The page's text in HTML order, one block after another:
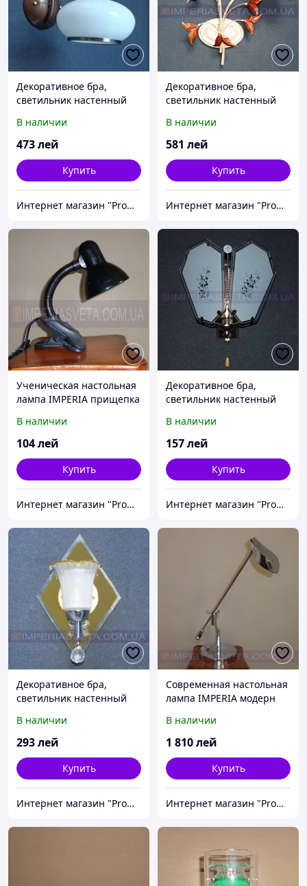
Декоративное бра,
светильник настенный
MMD-511141
В наличии
473лей
Купить
Интернет магазин "Promtovari"
Декоративное бра,
светильник настенный
MMD-511425
В наличии
581 лей
Купить
Интернет магазин "Promtovari"
Ученическая настольная
лампа IMPERIA прищепка
В наличии
104лей
Купить
Интернет магазин "Promtovari"
Декоративное бра,
светильник настенный
MMD-432130
В наличии
157лей
Купить
Интернет магазин "Promtovari"
Декоративное бра,
светильник настенный
MMD-363204
В наличии
293лей
Купить
Интернет магазин "Promtovari"
Современная настольная
лампа IMPERIA модерн
галогенная MMD-450114
В наличии
1 810лей
Купить
Интернет магазин "Promtovari"